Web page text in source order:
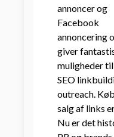
annoncer og
Facebook
annoncering
giver
muligheder
SEO
outreach.
salg af links
Nu er det